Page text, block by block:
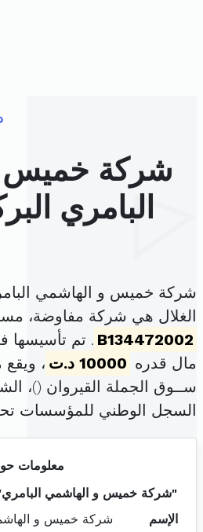
شركة خميس
البامري
شركة خميس و الهاشمي
الغلال هي شركة مفاوضة،
B134472002
مال قدره 10000 د.ت
،
ســوق الجملة القيروان ()،
السجل الوطني للمؤسسات
معلومات
"شركة خميس و الهاشمي البامري"
الإسم
شركة خميس و